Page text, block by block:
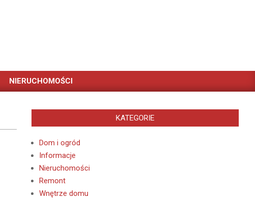
NIERUCHOMOŚCI
KATEGORIE
Dom i ogród
Informacje
Nieruchomości
Remont
Wnętrze domu